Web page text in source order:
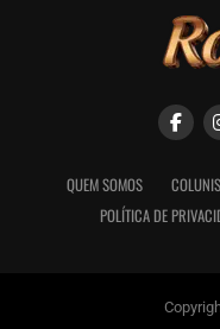
QUEM SOMOS
POLÍTICA DE